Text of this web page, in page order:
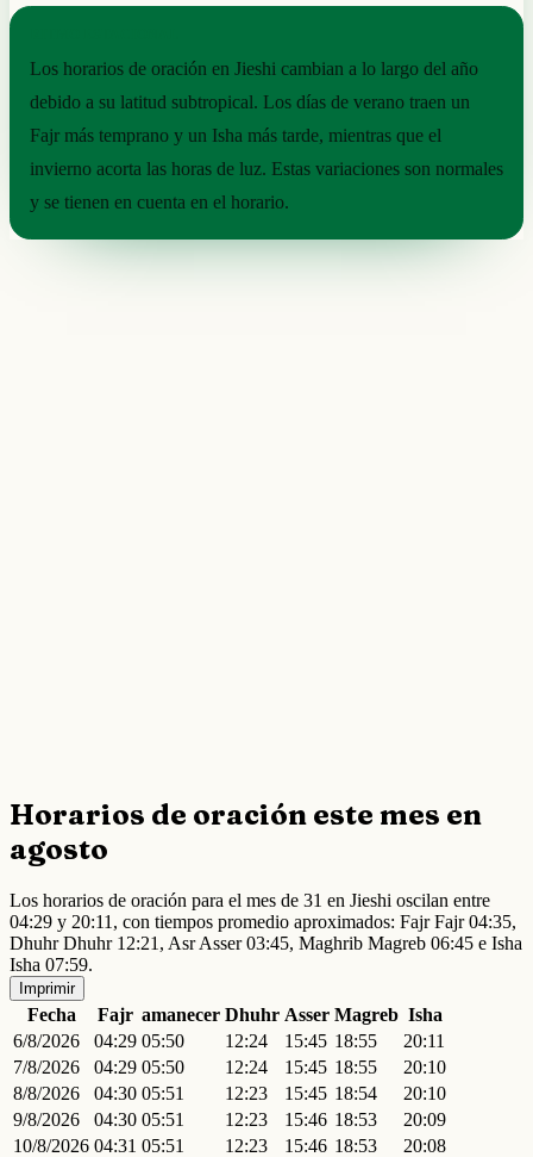
Los horarios de oración en Jieshi cambian a lo largo del año
debido a su latitud subtropical. Los días de verano traen un
Fajr más temprano y un Isha más tarde, mientras que el
invierno acorta las horas de luz. Estas variaciones son normales
y se tienen en cuenta en el horario.
Horarios de oración este mes en
agosto
Los horarios de oración para el mes de 31 en Jieshi oscilan entre
04:29 y 20:11, con tiempos promedio aproximados: Fajr Fajr 04:35,
Dhuhr Dhuhr 12:21, Asr Asser 03:45, Maghrib Magreb 06:45 e Isha
Isha 07:59.
Imprimir
Fecha Fajr amanecer Dhuhr Asser Magreb Isha
6/8/2026
04:29 05:50 12:24 15:45 18:55
20:11
7/8/2026
04:29 05:50 12:24 15:45 18:55
20:10
8/8/2026
04:30 05:51 12:23 15:45 18:54
20:10
9/8/2026
04:30 05:51 12:23 15:46 18:53
20:09
10/8/2026 04:31 05:51 12:23 15:46 18:53
20:08